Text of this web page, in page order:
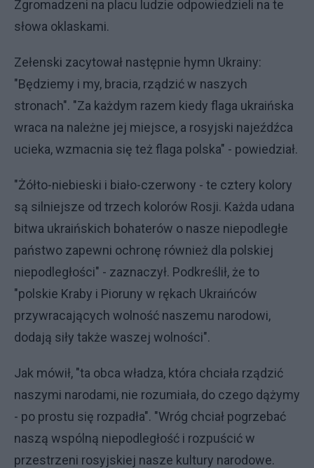
Zgromadzeni na placu ludzie odpowiedzieli na te
słowa oklaskami.
Zełenski zacytował następnie hymn Ukrainy:
"Będziemy i my, bracia, rządzić w naszych
stronach". "Za każdym razem kiedy flaga ukraińska
wraca na należne jej miejsce, a rosyjski najeźdźca
ucieka, wzmacnia się też flaga polska" - powiedział.
"Żółto-niebieski i biało-czerwony - te cztery kolory
są silniejsze od trzech kolorów Rosji. Każda udana
bitwa ukraińskich bohaterów o nasze niepodległe
państwo zapewni ochronę również dla polskiej
niepodległości" - zaznaczył. Podkreślił, że to
"polskie Kraby i Pioruny w rękach Ukraińców
przywracających wolność naszemu narodowi,
dodają siły także waszej wolności".
Jak mówił, "ta obca władza, która chciała rządzić
naszymi narodami, nie rozumiała, do czego dążymy
- po prostu się rozpadła". "Wróg chciał pogrzebać
naszą wspólną niepodległość i rozpuścić w
przestrzeni rosyjskiej nasze kultury narodowe.